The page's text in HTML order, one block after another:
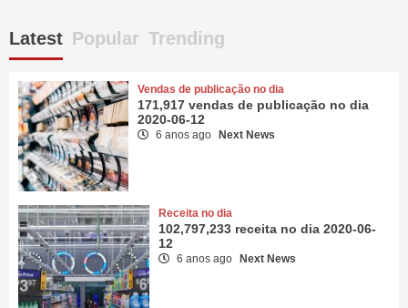
Latest Popular Trending
Vendas de publicação no dia
171,917 vendas de publicação no dia
2020-06-12
6 anos ago Next News
Receita no dia
102,797,233 receita no dia 2020-06-
12
6 anos ago Next News